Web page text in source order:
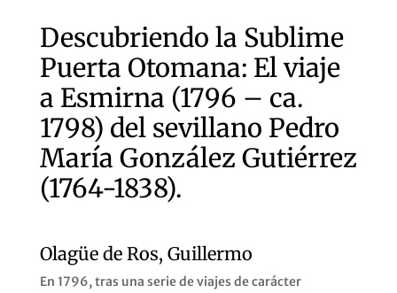
Descubriendo la Sublime
Puerta Otomana: El viaje
a Esmirna (1796 – ca.
1798) del sevillano Pedro
María González Gutiérrez
(1764-1838).
Olagüe de Ros, Guillermo
En 1796, tras una serie de viajes de carácter